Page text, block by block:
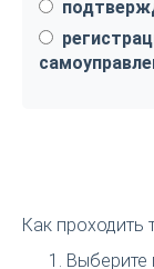
Как проходить
Выберите